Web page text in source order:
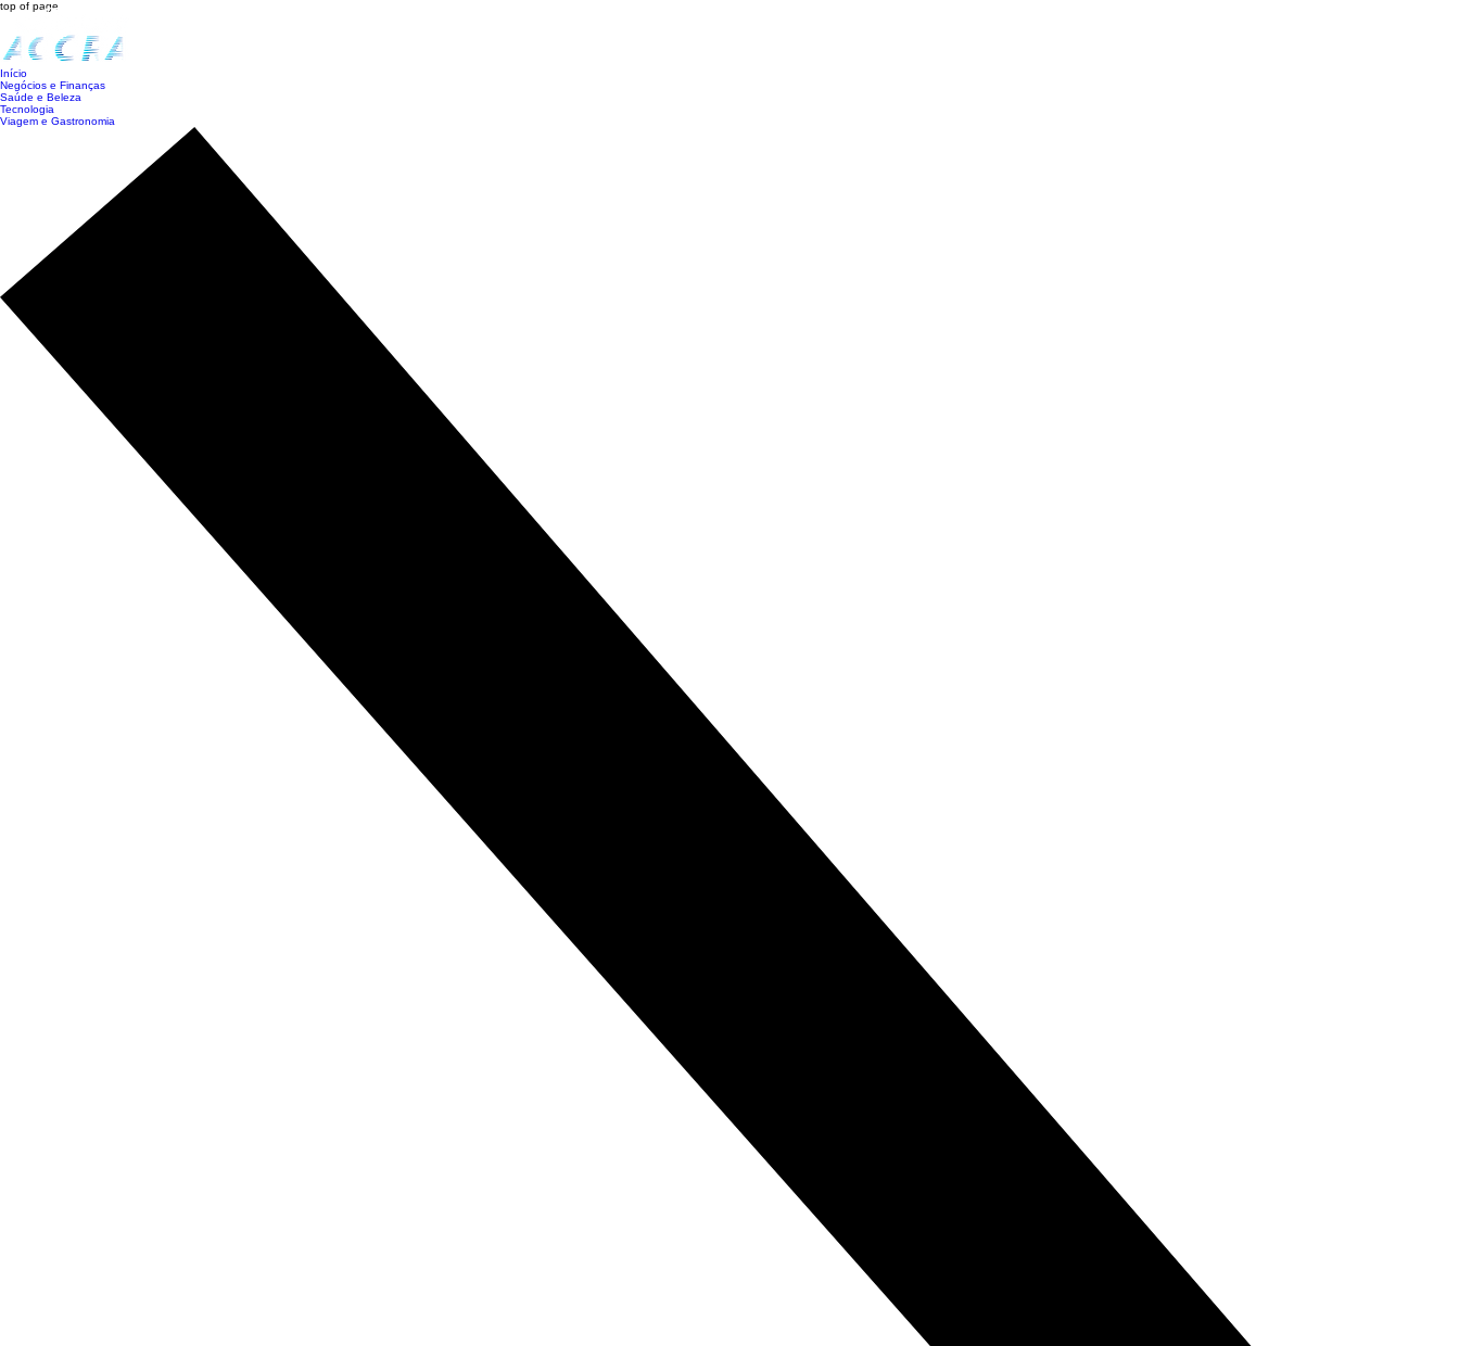
top of page
Início
Negócios e Finanças
Saúde e Beleza
Tecnologia
Viagem e Gastronomia